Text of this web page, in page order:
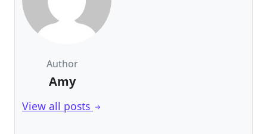
Author
Amy
View all posts